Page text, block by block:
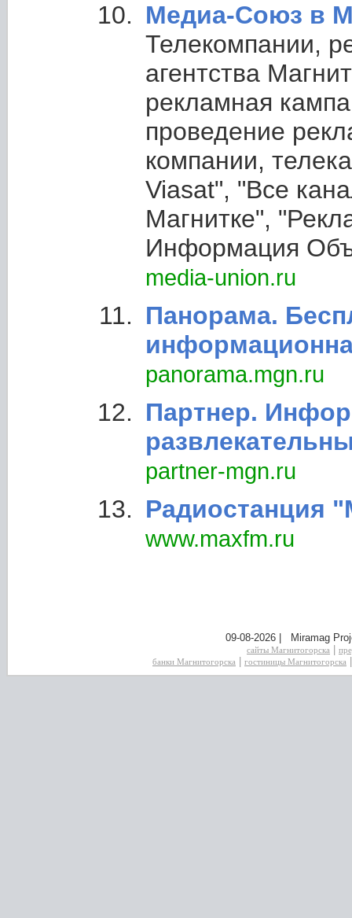
Медиа-Союз в
Телекомпании,
агентства
рекламная
проведение
компании,
Viasat", "Все
Магнитке",
Информация
media-union.ru
Панорама.
panorama.mgn.ru
Партнер.
partner-mgn.ru
Радиостанция
www.maxfm.ru
09-08-2026 | Miramag
сайты Магнитогорска
банки Магнитогорска
гостиницы Магнитогорска